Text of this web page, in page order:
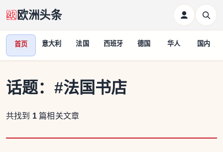
欧洲头条
首页 意大利 法国 西班牙 德国 华人 国内
话题： #法国书店
共找到 1 篇相关文章